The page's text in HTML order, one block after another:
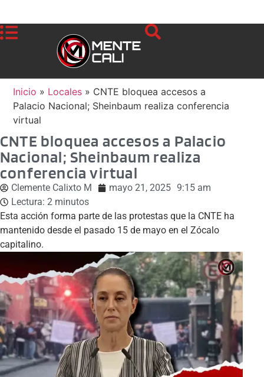
Inicio » Locales » CNTE bloquea accesos a
Palacio Nacional; Sheinbaum realiza conferencia
virtual
CNTE bloquea accesos a Palacio
Nacional; Sheinbaum realiza
conferencia virtual
Clemente Calixto M mayo 21, 2025 9:15 am
Lectura: 2 minutos
Esta acción forma parte de las protestas que la CNTE ha
mantenido desde el pasado 15 de mayo en el Zócalo
capitalino.